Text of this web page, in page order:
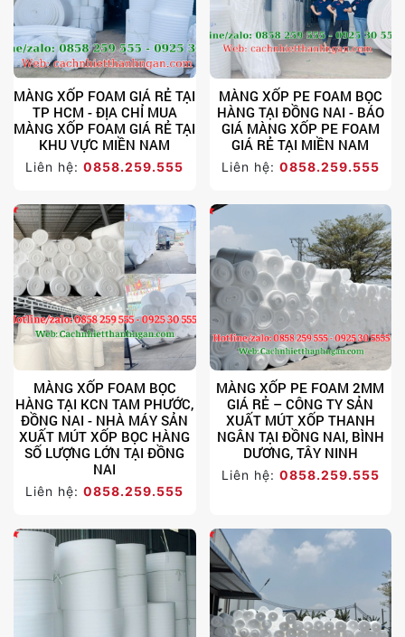
MÀNG XỐP FOAM GIÁ RẺ TẠI
TP HCM - ĐỊA CHỈ MUA
MÀNG XỐP FOAM GIÁ RẺ TẠI
KHU VỰC MIỀN NAM
Liên hệ:0858.259.555
MÀNG XỐP PE FOAM BỌC
HÀNG TẠI ĐỒNG NAI - BÁO
GIÁ MÀNG XỐP PE FOAM
GIÁ RẺ TẠI MIỀN NAM
Liên hệ: 0858.259.555
MÀNG XỐP FOAM BỌC
HÀNG TẠI KCN TAM PHƯỚC,
ĐỒNG NAI - NHÀ MÁY SẢN
XUẤT MÚT XỐP BỌC HÀNG
SỐ LƯỢNG LỚN TẠI ĐỒNG
NAI
Liên hệ:0858.259.555
MÀNG XỐP PE FOAM 2MM
GIÁ RẺ – CÔNG TY SẢN
XUẤT MÚT XỐP THANH
NGÂN TẠI ĐỒNG NAI, BÌNH
DƯƠNG, TÂY NINH
Liên hệ: 0858.259.555